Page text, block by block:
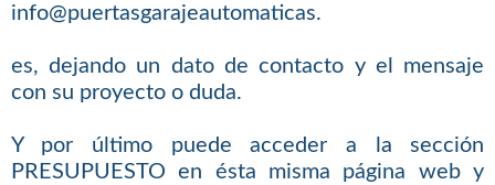
info@puertasgarajeautomaticas.
es, dejando un dato de contacto y el mensaje
con su proyecto o duda.
Y por último puede acceder a la sección
PRESUPUESTO en ésta misma página web y